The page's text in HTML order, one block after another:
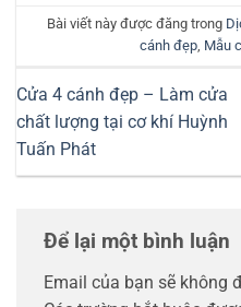
Bài viết này được đăng trong
cánh đẹp, Mẫu
Cửa 4 cánh đẹp – Làm cửa
chất lượng tại cơ khí Huỳnh
Tuấn Phát
Để lại một bình luận
Email của bạn sẽ không